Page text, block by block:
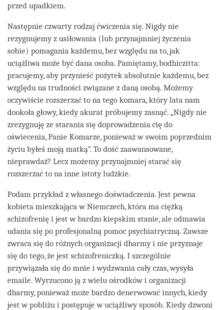
przed upadkiem.
Następnie czwarty rodzaj ćwiczenia się. Nigdy nie
rezygnujemy z usiłowania (lub przynajmniej życzenia
sobie) pomagania każdemu, bez względu na to, jak
uciążliwa może być dana osoba. Pamiętamy, bodhiczitta:
pracujemy, aby przynieść pożytek absolutnie każdemu, bez
względu na trudności związane z daną osobą. Możemy
oczywiście rozszerzać to na tego komara, który lata nam
dookoła głowy, kiedy akurat próbujemy zasnąć. „Nigdy nie
zrezygnuję ze starania się doprowadzenia cię do
oświecenia, Panie Komarze, ponieważ w swoim poprzednim
życiu byłeś moją matką”. To dość zaawansowane,
nieprawdaż? Lecz możemy przynajmniej starać się
rozszerzać to na inne istoty ludzkie.
Podam przykład z własnego doświadczenia. Jest pewna
kobieta mieszkająca w Niemczech, która ma ciężką
schizofrenię i jest w bardzo kiepskim stanie, ale odmawia
udania się po profesjonalną pomoc psychiatryczną. Zawsze
zwraca się do różnych organizacji dharmy i nie przyznaje
się do tego, że jest schizofreniczką. I szczególnie
przywiązała się do mnie i wydzwania cały czas, wysyła
emaile. Wyrzucono ją z wielu ośrodków i organizacji
dharmy, ponieważ może bardzo denerwować innych, kiedy
jest w pobliżu i postępuje w uciążliwy sposób. Kiedy dzwoni